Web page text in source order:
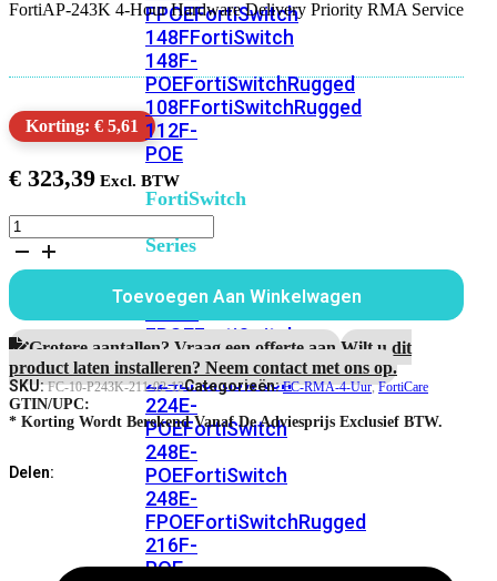
FPOEFortiSwitch
148FFortiSwitch
148F-
POEFortiSwitchRugged
108FFortiSwitchRugged
112F-
POE
FortiSwitch
200
Series
FortiSwitch
224D-
FPOEFortiSwitch
248D FortiSwitch
224EFortiswitch
224E-
POEFortiSwitch
248E-
POEFortiSwitch
248E-
FPOEFortiSwitchRugged
216F-
POE
FortiAP-243K 4-Hour Hardware Delivery Priority RMA Service
Korting: € 5,61
€ 323,39
FortiAP-
243K
jaar
4-
uur
Hardware
RMA
Service
aantal
Toevoegen Aan Winkelwagen
Grotere aantallen? Vraag een offerte aan.Wilt u dit
product laten installeren? Neem contact met ons op.
SKU:FC-10-P243K-211-02-12Categorieën:FC-RMA-4-Uur,FortiCare
GTIN/UPC:
* Korting Wordt Berekend Vanaf De Adviesprijs Exclusief BTW.
Delen: